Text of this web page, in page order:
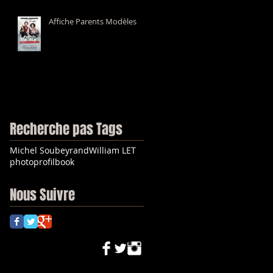
Affiche Parents Modèles
Recherche pas Tags
Michel SoubeyrandWilliam LET
photoprofilbook
Nous Suivre